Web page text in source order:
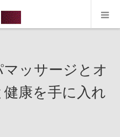
ッサージとオ
康を手に入れ